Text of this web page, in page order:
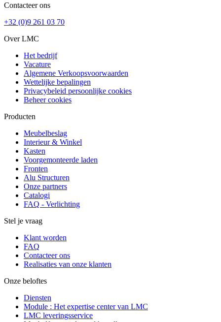
Contacteer ons
+32 (0)9 261 03 70
Over LMC
Het bedrijf
Vacature
Algemene Verkoopsvoorwaarden
Wettelijke bepalingen
Privacybeleid persoonlijke cookies
Beheer cookies
Producten
Meubelbeslag
Interieur & Winkel
Kasten
Voorgemonteerde laden
Fronten
Alu Structuren
Onze partners
Catalogi
FAQ - Verlichting
Stel je vraag
Klant worden
FAQ
Contacteer ons
Realisaties van onze klanten
Onze beloftes
Diensten
Module : Het expertise center van LMC
LMC leveringsservice